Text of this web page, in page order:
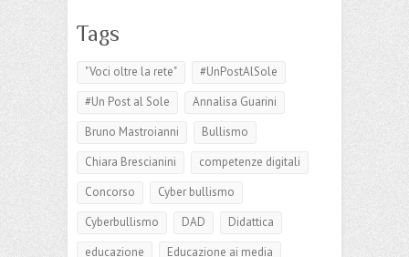
Tags
competenze digitali
Cyber bullismo
Cyberbullismo